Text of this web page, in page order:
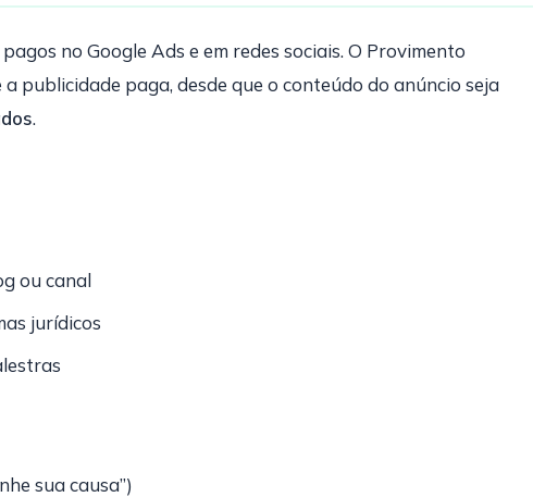
no Google Ads e em redes sociais. O Provimento
publicidade paga, desde que o conteúdo do anúncio seja
.
ou canal
jurídicos
sua causa”)